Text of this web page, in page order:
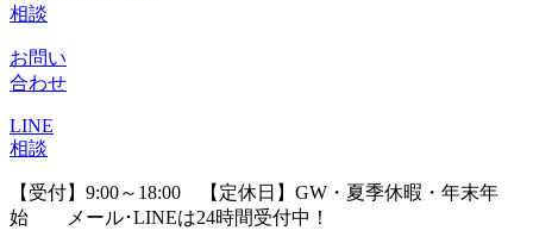
相談
お問い
合わせ
LINE
相談
【受付】9:00～18:00 【定休日】GW・夏季休暇・年末年
始 メール･LINEは24時間受付中！